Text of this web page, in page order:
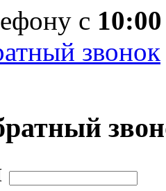
с 10:00
звонок